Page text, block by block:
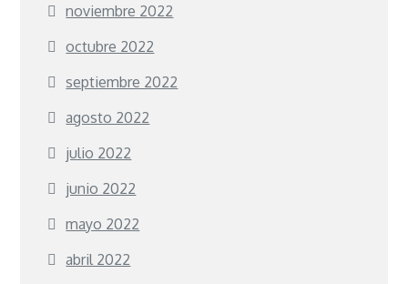
noviembre 2022
octubre 2022
septiembre 2022
agosto 2022
julio 2022
junio 2022
mayo 2022
abril 2022